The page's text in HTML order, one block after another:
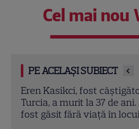
Cel mai nou
PE ACELAȘI SUBIECT
Trei cupluri revin la
Reuniuni”. Ce se întâmplă
întâlnesc din nou cu Radu